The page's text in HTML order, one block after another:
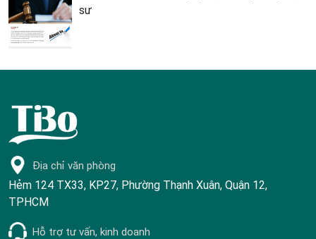
sư
Địa chỉ văn phòng
Hẻm 124 TX33, KP27, Phường Thạnh Xuân, Quận 12,
TPHCM
Hỗ trợ tư vấn, kinh doanh